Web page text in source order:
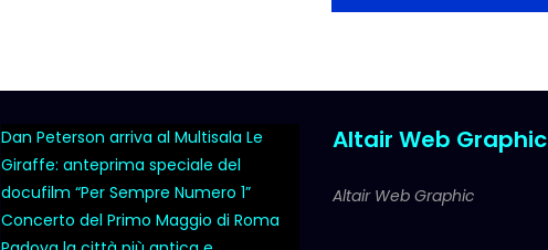
Dan Peterson arriva al Multisala Le
Giraffe: anteprima speciale del
docufilm “Per Sempre Numero 1”
Concerto del Primo Maggio di Roma
Altair Web Graphic
Altair Web Graphic